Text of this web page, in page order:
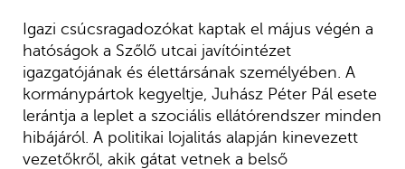
Igazi csúcsragadozókat kaptak el május végén a
hatóságok a Szőlő utcai javítóintézet
igazgatójának és élettársának személyében. A
kormánypártok kegyeltje, Juhász Péter Pál esete
lerántja a leplet a szociális ellátórendszer minden
hibájáról. A politikai lojalitás alapján kinevezett
vezetőkről, akik gátat vetnek a belső